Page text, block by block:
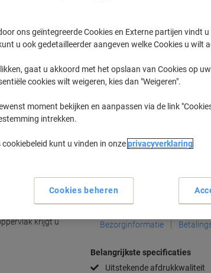
Universal A4
krijgt u
1-4 € 9,29
5-9Pakken € 7,79 -16%
10-19Pakken € 7,49 -19%
Momenteel op voorraad Vóór
Aan een lijst toevoegen
Bezorginformatie
Belangrijkste specificaties
Uitstekende afdrukkwaliteit
ons geïntegreerde Cookies en Externe partijen vindt u
u ook gedetailleerder aangeven welke Cookies u wilt
gaat u akkoord met het opslaan van Cookies op
cookies wilt weigeren, kies dan "Weigeren".
moment bekijken en aanpassen via de link
intrekken.
kunt u vinden in onzeprivacyverklaring
Cookies beheren